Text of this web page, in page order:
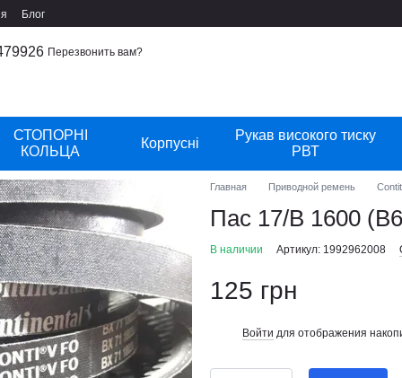
Блог
Перезвонить вам?
СТОПОРНІ
КОЛЬЦА
Корпусні
Рукав високого тиску
РВТ
Главная Приводной ремень
Пас 17/B 1600
В наличии Артикул: 1992962008
125 грн
Войти для отображения